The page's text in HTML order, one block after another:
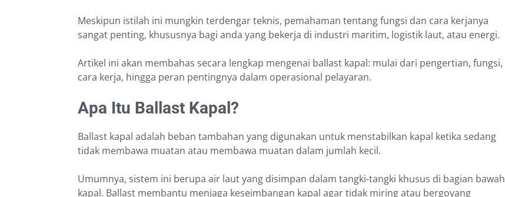
Meskipun istilah ini mungkin terdengar teknis, pemahaman tentang fungsi dan cara kerjanya
sangat penting, khususnya bagi anda yang bekerja di industri maritim, logistik laut, atau energi.
Artikel ini akan membahas secara lengkap mengenai ballast kapal: mulai dari pengertian, fungsi,
cara kerja, hingga peran pentingnya dalam operasional pelayaran.
Apa Itu Ballast Kapal?
Ballast kapal adalah beban tambahan yang digunakan untuk menstabilkan kapal ketika sedang
tidak membawa muatan atau membawa muatan dalam jumlah kecil.
Umumnya, sistem ini berupa air laut yang disimpan dalam tangki-tangki khusus di bagian bawah
kapal. Ballast membantu menjaga keseimbangan kapal agar tidak miring atau bergoyang